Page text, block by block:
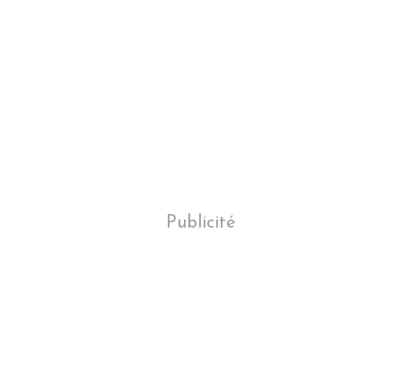
Publicité